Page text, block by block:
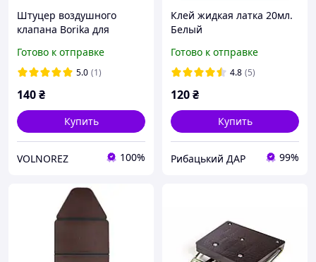
Штуцер воздушного
клапана Borika для
переходник для накачки
лодки под авто
Готово к отправке
5.0 (1)
140₴
Купить
VOLNOREZ 100%
Клей жидкая латка 20мл.
Белый
Готово к отправке
4.8 (5)
120₴
Купить
Рибацький ДАР 99%